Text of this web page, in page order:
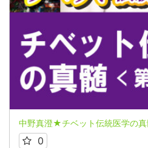
中野真澄★チベット伝統医学の
0